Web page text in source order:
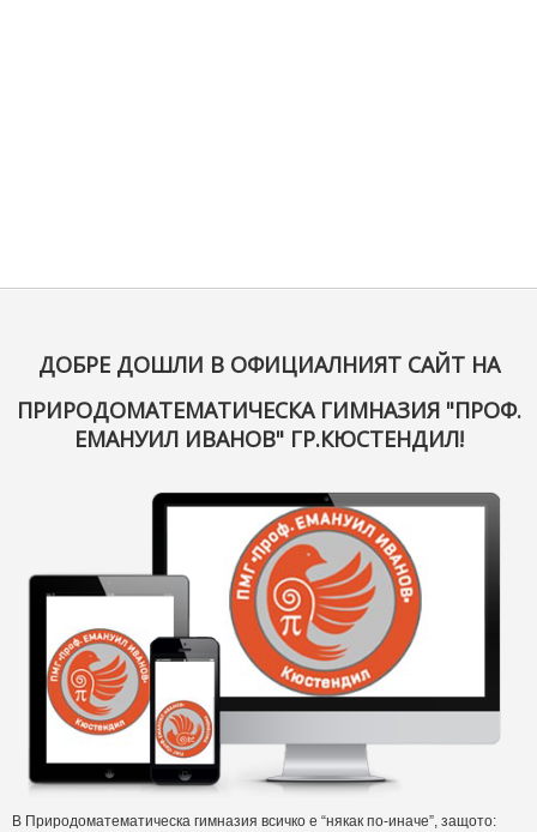
ДОБРЕ ДОШЛИ В ОФИЦИАЛНИЯТ САЙТ НА
ПРИРОДОМАТЕМАТИЧЕСКА ГИМНАЗИЯ "ПРОФ.
ЕМАНУИЛ ИВАНОВ" ГР.КЮСТЕНДИЛ!
В Природоматематическа гимназия всичко е “някак по-иначе”, защото: